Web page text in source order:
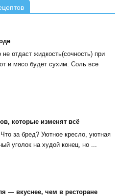
отдаст жидкость(сочность) при
и мясо будет сухим. Соль все
которые изменят всё
за бред? Уютное кресло, уютная
уголок на худой конец, но ...
— вкуснее, чем в ресторане